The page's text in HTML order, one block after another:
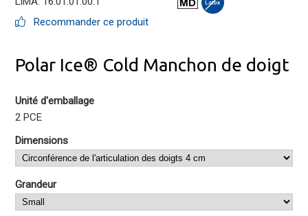
Recommander ce produit
Polar Ice® Cold Manchon de doigt
Unité d'emballage
2 PCE
Dimensions
Grandeur